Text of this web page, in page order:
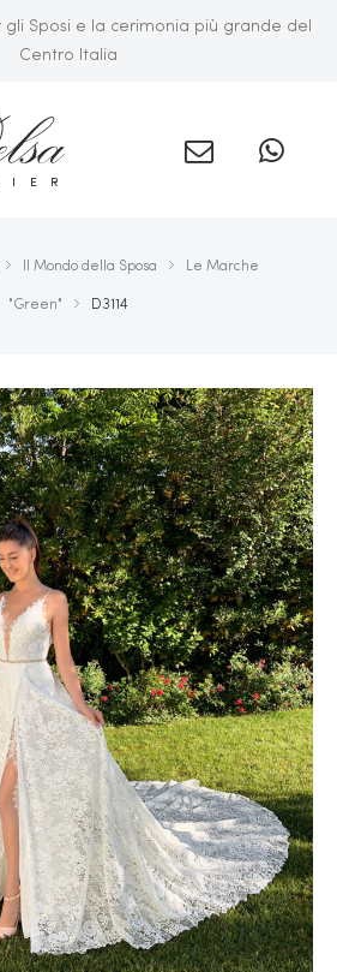
gli Sposi e la cerimonia più grande del
Centro Italia
Il Mondo della Sposa Le Marche
"Green" D3114